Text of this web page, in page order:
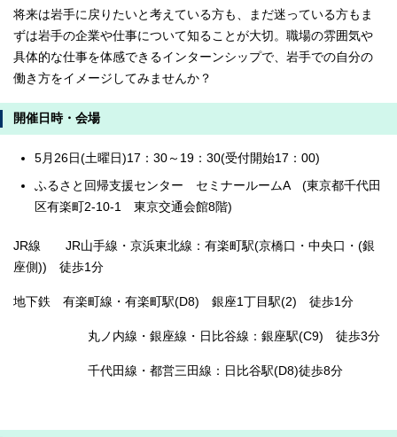
将来は岩手に戻りたいと考えている方も、まだ迷っている方もま
ずは岩手の企業や仕事について知ることが大切。職場の雰囲気や
具体的な仕事を体感できるインターンシップで、岩手での自分の
働き方をイメージしてみませんか？
開催日時・会場
5月26日(土曜日)17：30～19：30(受付開始17：00)
ふるさと回帰支援センター セミナールームA (東京都千代田
区有楽町2-10-1 東京交通会館8階)
JR線 JR山手線・京浜東北線：有楽町駅(京橋口・中央口・(銀
座側)) 徒歩1分
地下鉄 有楽町線・有楽町駅(D8) 銀座1丁目駅(2) 徒歩1分
丸ノ内線・銀座線・日比谷線：銀座駅(C9) 徒歩3分
千代田線・都営三田線：日比谷駅(D8)徒歩8分